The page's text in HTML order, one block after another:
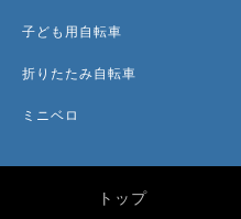
子ども用自転車
折りたたみ自転車
ミニベロ
トップ